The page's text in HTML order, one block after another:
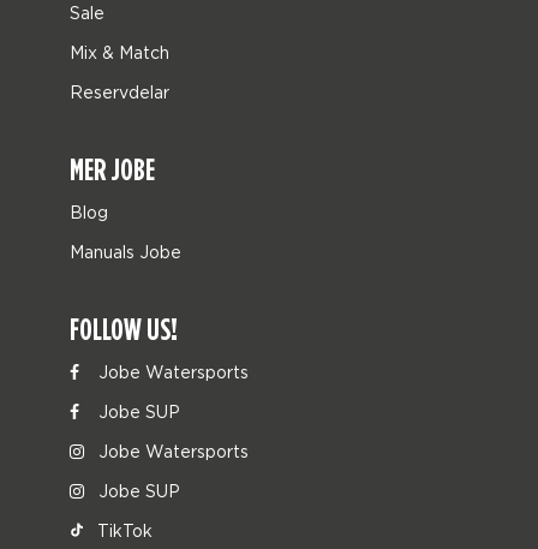
Sale
Mix & Match
Reservdelar
MER JOBE
Blog
Manuals Jobe
FOLLOW US!
Jobe Watersports
Jobe SUP
Jobe Watersports
Jobe SUP
TikTok